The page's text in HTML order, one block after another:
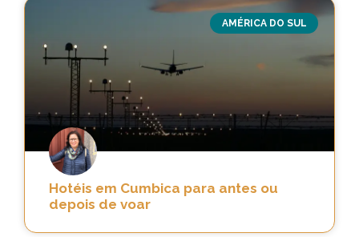
AMÉRICA DO SUL
Hotéis em Cumbica para antes ou
depois de voar